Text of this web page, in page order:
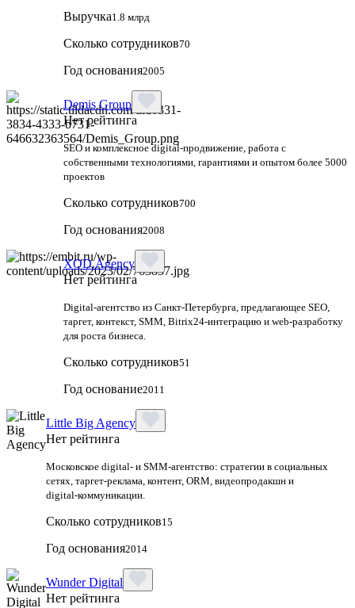
Выручка1.8 млрд
Сколько сотрудников70
Год основания2005
Demis Group
Нет рейтинга
SEO и комплексное digital-продвижение, работа с
собственными технологиями, гарантиями и опытом более 5000
проектов
Сколько сотрудников700
Год основания2008
XOD.Agency
Нет рейтинга
Digital-агентство из Санкт-Петербурга, предлагающее SEO,
таргет, контекст, SMM, Bitrix24-интеграцию и web-разработку
для роста бизнеса.
Сколько сотрудников51
Год основание2011
Little Big Agency
Нет рейтинга
Московское digital‑ и SMM‑агентство: стратегии в социальных
сетях, таргет‑реклама, контент, ORM, видеопродакшн и
digital‑коммуникации.
Сколько сотрудников15
Год основания2014
Wunder Digital
Нет рейтинга